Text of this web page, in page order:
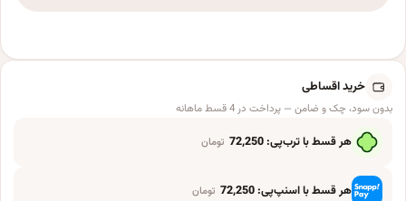
خرید اقساطی
بدون سود، چک و ضامن — پرداخت در 4 قسط ماهانه
هر قسط با ترب‌پی:72,250 تومان
هر قسط با اسنپ‌پی:72,250 تومان